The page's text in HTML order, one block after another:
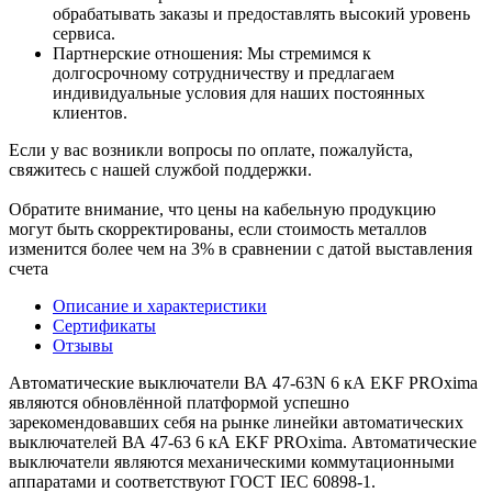
обрабатывать заказы и предоставлять высокий уровень
сервиса.
Партнерские отношения: Мы стремимся к
долгосрочному сотрудничеству и предлагаем
индивидуальные условия для наших постоянных
клиентов.
Если у вас возникли вопросы по оплате, пожалуйста,
свяжитесь с нашей службой поддержки.
Обратите внимание, что цены на кабельную продукцию
могут быть скорректированы, если стоимость металлов
изменится более чем на 3% в сравнении с датой выставления
счета
Описание и характеристики
Сертификаты
Отзывы
Автоматические выключатели ВА 47-63N 6 кА EKF PROxima
являются обновлённой платформой успешно
зарекомендовавших себя на рынке линейки автоматических
выключателей ВА 47-63 6 кА EKF PROxima. Автоматические
выключатели являются механическими коммутационными
аппаратами и соответствуют ГОСТ IEC 60898-1.